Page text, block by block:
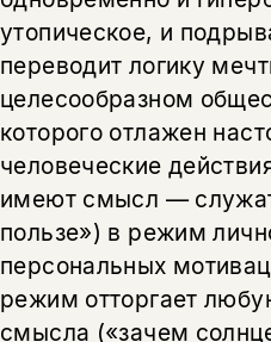
утопическое, и
переводит логику
целесообразном
которого отлажен
человеческие
имеют смысл —
пользе») в режим
персональных
режим отторгает
смысла («зачем